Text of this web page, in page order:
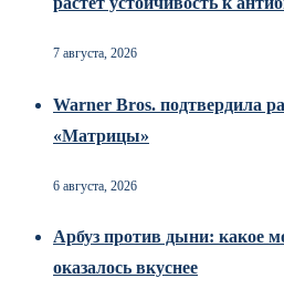
7 августа, 2026
Warner Bros. подтвердила
«Матрицы»
6 августа, 2026
Арбуз против дыни: какое
оказалось вкуснее